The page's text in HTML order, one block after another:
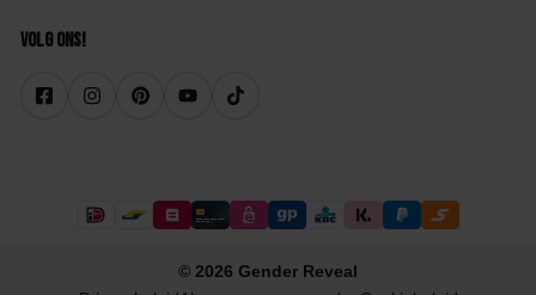
Volg ons!
© 2026 Gender Reveal